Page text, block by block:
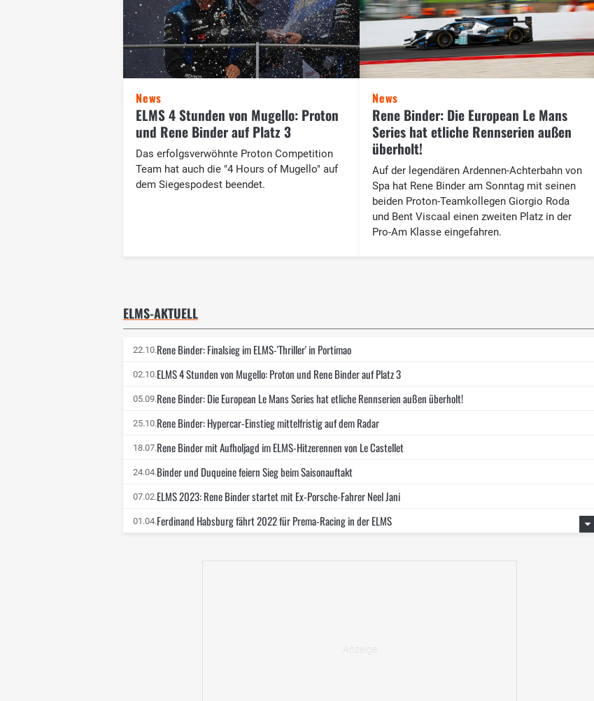
News
ELMS 4 Stunden von Mugello: Proton
und Rene Binder auf Platz 3
Das erfolgsverwöhnte Proton Competition
Team hat auch die "4 Hours of Mugello" auf
dem Siegespodest beendet.
News
Rene Binder: Die European Le Mans
Series hat etliche Rennserien außen
überholt!
Auf der legendären Ardennen-Achterbahn von
Spa hat Rene Binder am Sonntag mit seinen
beiden Proton-Teamkollegen Giorgio Roda
und Bent Viscaal einen zweiten Platz in der
Pro-Am Klasse eingefahren.
ELMS-AKTUELL
Rene Binder: Finalsieg im ELMS-'Thriller' in Portimao
22.10.
ELMS 4 Stunden von Mugello: Proton und Rene Binder auf Platz 3
02.10.
Rene Binder: Die European Le Mans Series hat etliche Rennserien außen überholt!
05.09.
Rene Binder: Hypercar-Einstieg mittelfristig auf dem Radar
25.10.
Rene Binder mit Aufholjagd im ELMS-Hitzerennen von Le Castellet
18.07.
Binder und Duqueine feiern Sieg beim Saisonauftakt
24.04.
ELMS 2023: Rene Binder startet mit Ex-Porsche-Fahrer Neel Jani
07.02.
Ferdinand Habsburg fährt 2022 für Prema-Racing in der ELMS
01.04.